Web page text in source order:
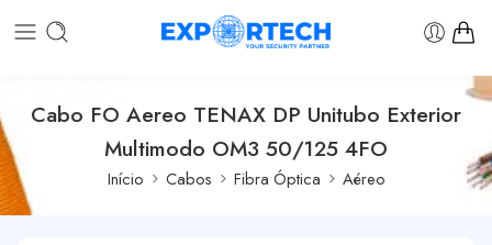
Cabo FO Aereo TENAX DP Unitubo Exterior
Multimodo OM3 50/125 4FO
Início Cabos Fibra Óptica Aéreo